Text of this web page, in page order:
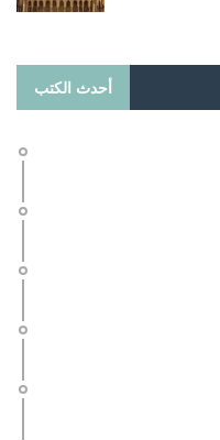
أحدث الكتب